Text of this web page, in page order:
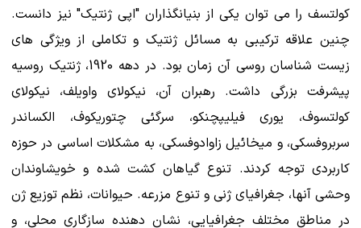
کولتسف را می توان یکی از بنیانگذاران "اپی ژنتیک" نیز دانست.
چنین علاقه ترکیبی به مسائل ژنتیک و تکاملی از ویژگی های
زیست شناسان روسی آن زمان بود. در دهه 1920، ژنتیک روسیه
پیشرفت بزرگی داشت. رهبران آن، نیکولای واویلف، نیکولای
کولتسوف، یوری فیلیپچنکو، سرگئی چتوریکوف، الکساندر
سربروفسکی، و میخائیل زاوادوفسکی، به مشکلات اساسی در حوزه
کاربردی توجه کردند. تنوع گیاهان کشت شده و خویشاوندان
وحشی آنها، جغرافیای ژنی و تنوع مزرعه. حیوانات، نظم توزیع ژن
در مناطق مختلف جغرافیایی، نشان دهنده سازگاری محلی، و